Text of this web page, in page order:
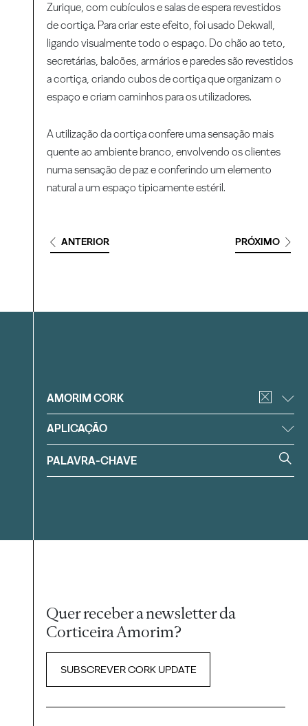
Zurique, com cubículos e salas de espera revestidos
de cortiça. Para criar este efeito, foi usado Dekwall,
ligando visualmente todo o espaço. Do chão ao teto,
secretárias, balcões, armários e paredes são revestidos
a cortiça, criando cubos de cortiça que organizam o
espaço e criam caminhos para os utilizadores.
A utilização da cortiça confere uma sensação mais
quente ao ambiente branco, envolvendo os clientes
numa sensação de paz e conferindo um elemento
natural a um espaço tipicamente estéril.
ANTERIOR PRÓXIMO
Filtrar
AMORIM CORK
APLICAÇÃO
Quer receber a newsletter da
Corticeira Amorim?
SUBSCREVER CORK UPDATE